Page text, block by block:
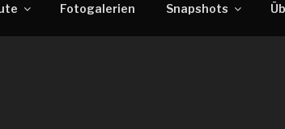
Fotogalerien Snapshots